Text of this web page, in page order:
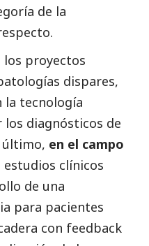
de la
los proyectos
dispares,
la tecnología
diagnósticos de
en el campo
estudios clínicos
de una
para pacientes
con feedback